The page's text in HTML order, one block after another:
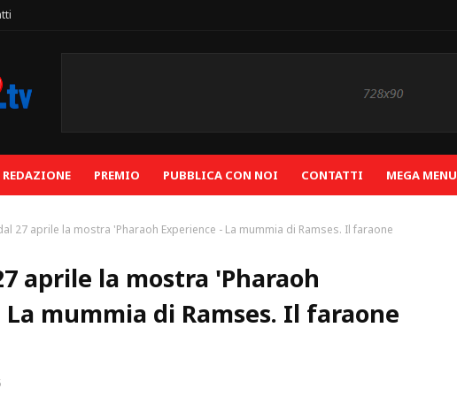
REDAZIONE PREMIO PUBBLICA CON NOI CONTATTI MEGA MENU
27 aprile la mostra 'Pharaoh Experience - La mummia di Ramses. Il faraone
aprile la mostra 'Pharaoh
La mummia di Ramses. Il faraone